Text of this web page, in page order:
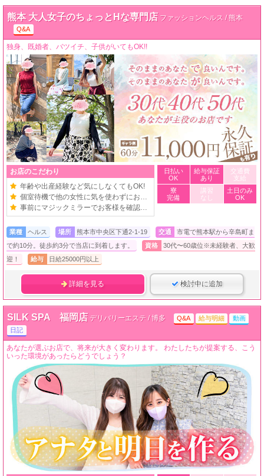
熊本 大人女子のちょっとHな専門店 ファッションヘルス / 熊本
Q&A
独身、既婚者、バツイチ、子供がいてもOK!!
お店のこだわり
年齢や出産経験など気にしなくてもOK!
個室待機で他の女性に気を使わずにお仕事!
事前にマジックミラーでお客様を確認できる
日払い
OK
給与保証
あり
交通費
支給
寮
完備
講習
なし
土日のみ
OK
業種 ヘルス 場所 熊本市中央区下通2-1-19 交通
市電で熊本駅から辛島町ま
で約10分。徒歩約3分で当店に到着します。
資格
30代〜60歳位※未経験者、大歓
迎！
給与 日給25000円以上
詳細を見る 検討中に追加
SILK SPA 福岡店 デリバリーエステ / 博多 Q&A 給与明細
動画
日記
あなたが選ぶお店で、将来が大きく変わります。 わたしたちが提案する、こう
いった環境があったらどうでしょう？